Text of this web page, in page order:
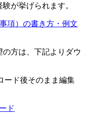
が挙げられます。
項）の書き方・例文
方は、下記よりダウ
ード後そのまま編集
ド